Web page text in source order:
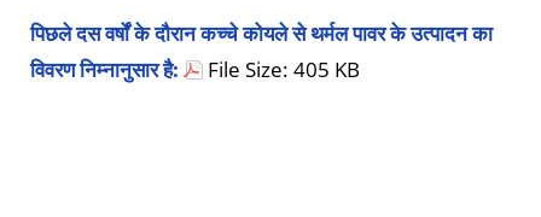
पिछले दस वर्षों के दौरान कच्चे कोयले से थर्मल पावर के उत्पादन का
विवरण निम्नानुसार है:
File Size: 405 KB